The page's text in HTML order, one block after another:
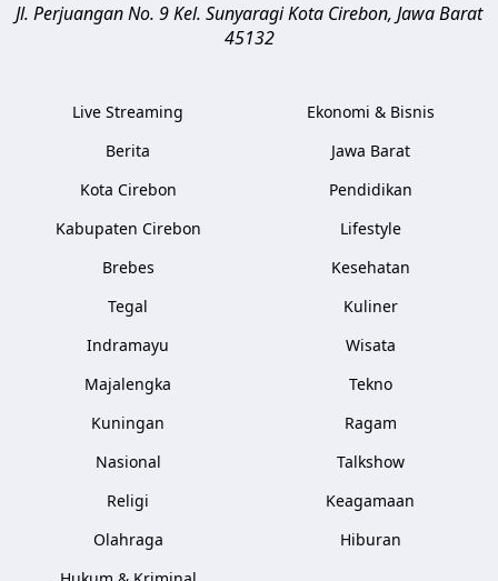
Jl. Perjuangan No. 9 Kel. SunyaragiKota Cirebon, Jawa Barat
45132
Live Streaming
Berita
Kota Cirebon
Kabupaten Cirebon
Brebes
Tegal
Indramayu
Majalengka
Kuningan
Nasional
Religi
Olahraga
Ekonomi & Bisnis
Jawa Barat
Pendidikan
Lifestyle
Kesehatan
Kuliner
Wisata
Tekno
Ragam
Talkshow
Keagamaan
Hiburan